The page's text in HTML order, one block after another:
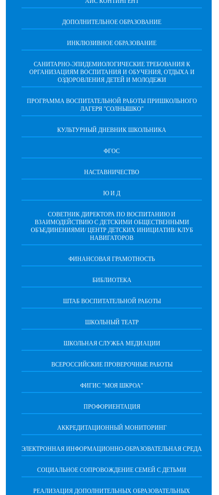
ДОПОЛНИТЕЛЬНОЕ ОБРАЗОВАНИЕ
ИНКЛЮЗИВНОЕ ОБРАЗОВАНИЕ
САНИТАРНО-ЭПИДЕМИОЛОГИЧЕСКИЕ ТРЕБОВАНИЯ К
ОРГАНИЗАЦИЯМ ВОСПИТАНИЯ И ОБУЧЕНИЯ, ОТДЫХА И
ОЗДОРОВЛЕНИЯ ДЕТЕЙ И МОЛОДЕЖИ
ПРОГРАММА ВОСПИТАТЕЛЬНОЙ РАБОТЫ ПРИШКОЛЬНОГО
ЛАГЕРЯ "СОЛНЫШКО"
КУЛЬТУРНЫЙ ДНЕВНИК ШКОЛЬНИКА
ФГОС
НАСТАВНИЧЕСТВО
Ю И Д
СОВЕТНИК ДИРЕКТОРА ПО ВОСПИТАНИЮ И
ВЗАИМОДЕЙСТВИЮ С ДЕТСКИМИ ОБЩЕСТВЕННЫМИ
ОБЪЕДИНЕНИЯМИ/ ЦЕНТР ДЕТСКИХ ИНИЦИАТИВ/ КЛУБ
НАВИГАТОРОВ
ФИНАНСОВАЯ ГРАМОТНОСТЬ
БИБЛИОТЕКА
ШТАБ ВОСПИТАТЕЛЬНОЙ РАБОТЫ
ШКОЛЬНЫЙ ТЕАТР
ШКОЛЬНАЯ СЛУЖБА МЕДИАЦИИ
ВСЕРОССИЙСКИЕ ПРОВЕРОЧНЫЕ РАБОТЫ
ФИГИС "МОЯ ШКРОА"
ПРОФОРИЕНТАЦИЯ
АККРЕДИТАЦИОННЫЙ МОНИТОРИНГ
ЭЛЕКТРОННАЯ ИНФОРМАЦИОННО-ОБРАЗОВАТЕЛЬНАЯ СРЕДА
СОЦИАЛЬНОЕ СОПРОВОЖДЕНИЕ СЕМЕЙ С ДЕТЬМИ
РЕАЛИЗАЦИЯ ДОПОЛНИТЕЛЬНЫХ ОБРАЗОВАТЕЛЬНЫХ